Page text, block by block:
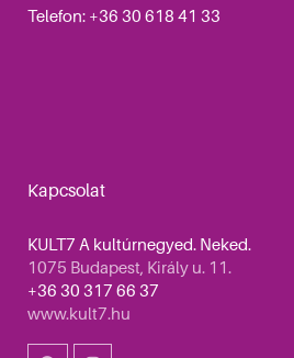
Telefon: +36 30 618 41 33
Kapcsolat
KULT7 A kultúrnegyed. Neked.
1075 Budapest, Király u. 11.
+36 30 317 66 37
www.kult7.hu